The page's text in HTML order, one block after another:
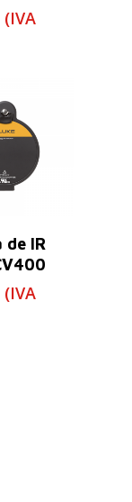
(IVA
Más
de IR
(IVA